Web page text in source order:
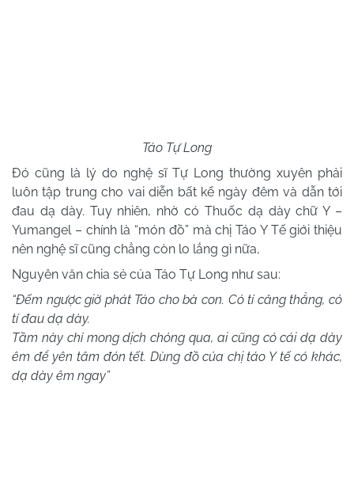
Táo Tự Long
Đó cũng là lý do nghệ sĩ Tự Long thường xuyên phải
luôn tập trung cho vai diễn bất kể ngày đêm và dẫn tới
đau dạ dày. Tuy nhiên, nhờ có Thuốc dạ dày chữ Y –
Yumangel – chính là “món đồ” mà chị Táo Y Tế giới thiệu
nên nghệ sĩ cũng chẳng còn lo lắng gì nữa,
Nguyên văn chia sẻ của Táo Tự Long như sau:
“Đếm ngược giờ phát Táo cho bà con. Có tí căng thẳng, có
tí đau dạ dày.
Tầm này chỉ mong dịch chóng qua, ai cũng có cái dạ dày
êm để yên tâm đón tết. Dùng đồ của chị táo Y tế có khác,
dạ dày êm ngay”